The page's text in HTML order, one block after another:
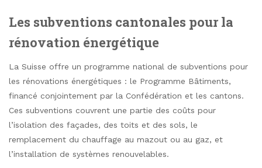
Les subventions cantonales pour la
rénovation énergétique
La Suisse offre un programme national de subventions pour
les rénovations énergétiques : le Programme Bâtiments,
financé conjointement par la Confédération et les cantons.
Ces subventions couvrent une partie des coûts pour
l’isolation des façades, des toits et des sols, le
remplacement du chauffage au mazout ou au gaz, et
l’installation de systèmes renouvelables.